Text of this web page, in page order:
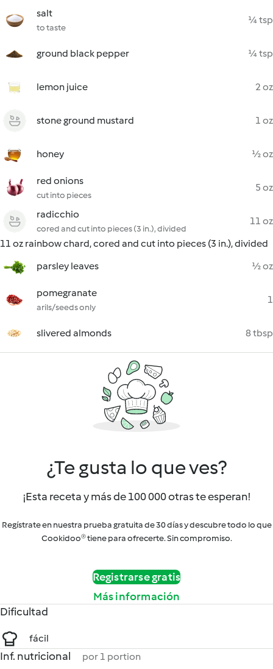
salt
to taste
¼ tsp
ground black pepper ¼ tsp
lemon juice 2 oz
stone ground mustard 1 oz
honey ½ oz
red onions
cut into pieces
5 oz
radicchio
cored and cut into pieces (3 in.), divided
11 oz
11 oz rainbow chard, cored and cut into pieces (3 in.), divided
parsley leaves
½ oz
pomegranate
arils/seeds only
1
slivered almonds 8 tbsp
¿Te gusta lo que ves?
¡Esta receta y más de 100 000 otras te esperan!
Regístrate en nuestra prueba gratuita de 30 días y descubre todo lo que
Cookidoo® tiene para ofrecerte. Sin compromiso.
Registrarse gratis
Más información
Dificultad
fácil
Inf. nutricional por 1 portion